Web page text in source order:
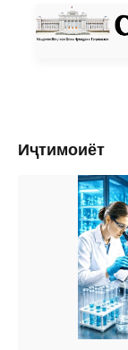
Иҷтимоиёт